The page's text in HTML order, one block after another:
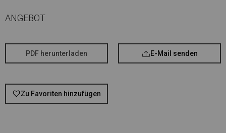
ANGEBOT
PDF herunterladen E-Mail senden
Zu Favoriten hinzufügen